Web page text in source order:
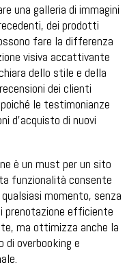
una galleria di immagini
dei prodotti
fare la differenza
visiva accattivante
dello stile e della
dei clienti
le testimonianze
d'acquisto di nuovi
è un must per un sito
funzionalità consente
momento, senza
prenotazione efficiente
ma ottimizza anche la
di overbooking e